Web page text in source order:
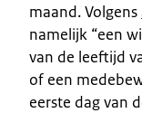
maand. Volgens
namelijk “een
van de leeftijd
of een
eerste dag van